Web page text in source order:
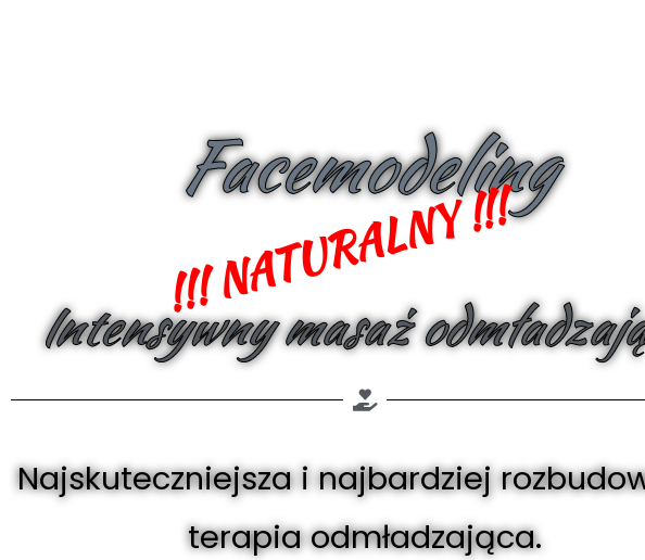
Facemodeling
!!! NATURALNY !!!
Intensywny masaż
Najskuteczniejsza i najbardziej
terapia odmładzająca.